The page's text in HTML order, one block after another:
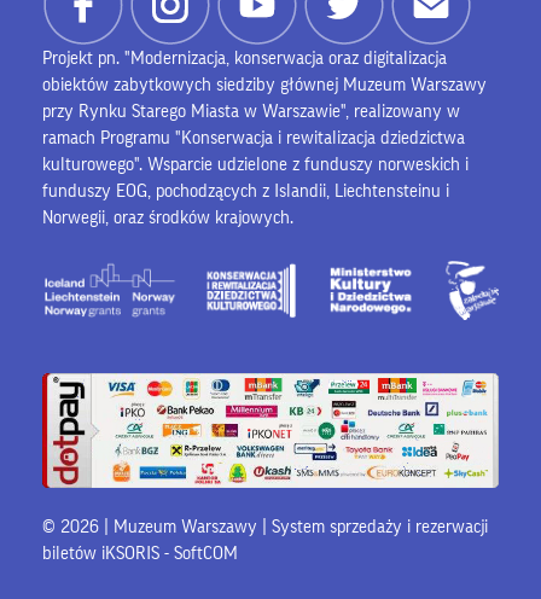
Projekt pn. "Modernizacja, konserwacja oraz digitalizacja
obiektów zabytkowych siedziby głównej Muzeum Warszawy
przy Rynku Starego Miasta w Warszawie", realizowany w
ramach Programu "Konserwacja i rewitalizacja dziedzictwa
kulturowego". Wsparcie udzielone z funduszy norweskich i
funduszy EOG, pochodzących z Islandii, Liechtensteinu i
Norwegii, oraz środków krajowych.
© 2026 | Muzeum Warszawy | System sprzedaży i rezerwacji
biletów iKSORIS - SoftCOM